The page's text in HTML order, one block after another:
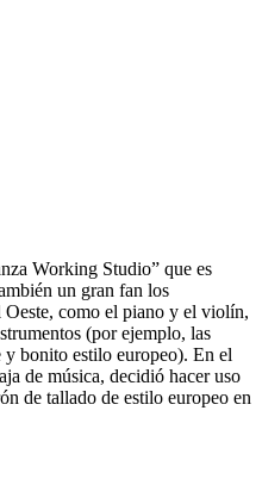
Working Studio” que es
un gran fan los
Oeste, como el piano y el violín,
(por ejemplo, las
y bonito estilo europeo). En el
de música, decidió hacer uso
de tallado de estilo europeo en